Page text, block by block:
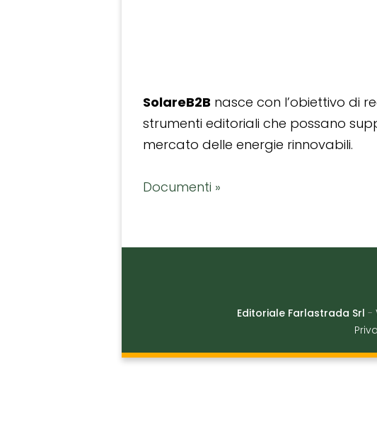
SolareB2B nasce con l’obiettivo di
strumenti editoriali che possano
mercato delle energie rinnovabili.
Documenti »
Editoriale Farlastrada Srl -